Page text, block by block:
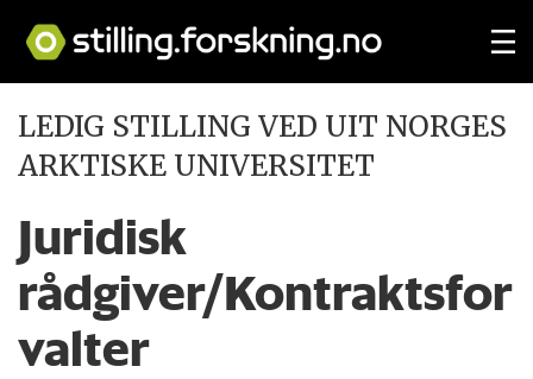
LEDIG STILLING VED UIT NORGES
ARKTISKE UNIVERSITET
Juridisk
rådgiver/Kontraktsfor
valter